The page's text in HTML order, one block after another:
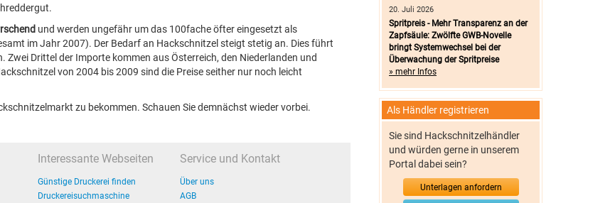
und werden ungefähr um das 100fache öfter eingesetzt als
im Jahr 2007). Der Bedarf an Hackschnitzel steigt stetig an. Dies führt
Drittel der Importe kommen aus Österreich, den Niederlanden und
von 2004 bis 2009 sind die Preise seither nur noch leicht
zu bekommen. Schauen Sie demnächst wieder vorbei.
20. Juli 2026
Spritpreis - Mehr Transparenz an der
Zapfsäule: Zwölfte GWB-Novelle
bringt Systemwechsel bei der
Überwachung der Spritpreise
» mehr Infos
Als Händler registrieren
Sie sind Hackschnitzelhändler
und würden gerne in unserem
Portal dabei sein?
Unterlagen anfordern
Interessante Webseiten
Günstige Druckerei finden
Druckereisuchmaschine
Service und Kontakt
Über uns
AGB